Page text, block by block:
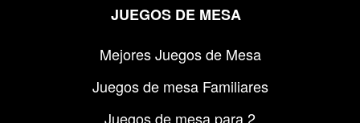
JUEGOS DE MESA
Mejores Juegos de Mesa
Juegos de mesa Familiares
Juegos de mesa para 2